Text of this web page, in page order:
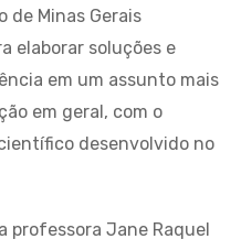
de Minas Gerais
elaborar soluções e
em um assunto mais
em geral, com o
desenvolvido no
professora Jane Raquel